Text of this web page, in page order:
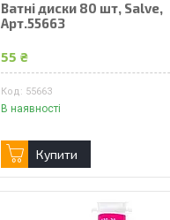
Ватні диски 80 шт, Salve,
Арт.55663
55 ₴
55663
В наявності
Купити